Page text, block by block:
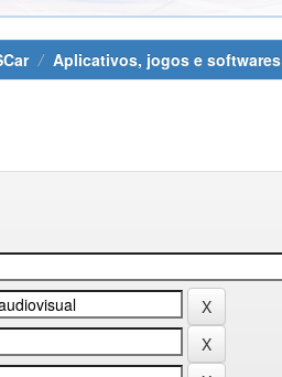
Aplicativos, jogos e softwares